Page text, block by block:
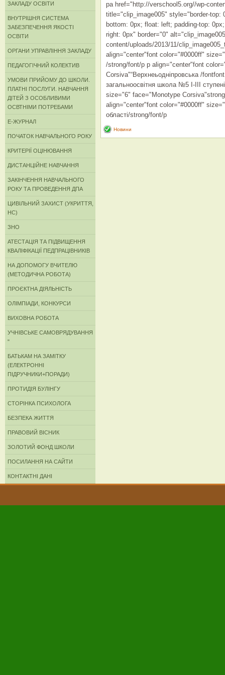
ЗАКЛАДУ ОСВІТИ
ВНУТРІШНЯ СИСТЕМА
ЗАБЕЗПЕЧЕННЯ ЯКОСТІ
ОСВІТИ
ОРГАНИ УПРАВЛІННЯ ЗАКЛАДУ
ПЕДАГОГІЧНИЙ КОЛЕКТИВ
УМОВИ ПРИЙОМУ ДО ШКОЛИ.
ПЛАТНІ ПОСЛУГИ. НАВЧАННЯ
ДІТЕЙ З ОСОБЛИВИМИ
ОСВТНІМИ ПОТРЕБАМИ
Е-ЖУРНАЛ
ПОЧАТОК НАВЧАЛЬНОГО РОКУ
КРИТЕРІЇ ОЦІНЮВАННЯ
ДИСТАНЦІЙНЕ НАВЧАННЯ
ЗАКІНЧЕННЯ НАВЧАЛЬНОГО
РОКУ ТА ПРОВЕДЕННЯ ДПА
ЦИВІЛЬНИЙ ЗАХИСТ (УКРИТТЯ,
НС)
ЗНО
АТЕСТАЦІЯ ТА ПІДВИЩЕННЯ
КВАЛІФІКАЦІЇ ПЕДПРАЦІВНИКІВ
НА ДОПОМОГУ ВЧИТЕЛЮ
(МЕТОДИЧНА РОБОТА)
ПРОЄКТНА ДІЯЛЬНІСТЬ
ОЛІМПІАДИ, КОНКУРСИ
ВИХОВНА РОБОТА
УЧНІВСЬКЕ САМОВРЯДУВАННЯ
"
БАТЬКАМ НА ЗАМІТКУ
(ЕЛЕКТРОННІ
ПІДРУЧНИКИ+ПОРАДИ)
ПРОТИДІЯ БУЛІНГУ
СТОРІНКА ПСИХОЛОГА
БЕЗПЕКА ЖИТТЯ
ПРАВОВИЙ ВІСНИК
ЗОЛОТИЙ ФОНД ШКОЛИ
ПОСИЛАННЯ НА САЙТИ
КОНТАКТНІ ДАНІ
pa href="http://verschool5.org//wp-
title="clip_image005" style="border-top:
bottom: 0px; float: left; padding-top:
right: 0px" border="0"
content/uploads/2013/11/
align="center"font color="#0000ff"
/strong/font/p p align="center"font
Corsiva"“Верхнеьодніпровська /
загальноосвітня школа №5 І-ІІІ
size="6" face="Monotype
align="center"font color="#0000ff"
області/strong/font/p
Новини